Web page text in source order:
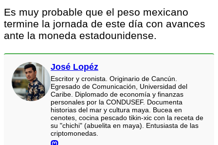
Es muy probable que el peso mexicano
termine la jornada de este día con avances
ante la moneda estadounidense.
José Lopéz
Escritor y cronista. Originario de Cancún.
Egresado de Comunicación, Universidad del
Caribe. Diplomado de economía y finanzas
personales por la CONDUSEF. Documenta
historias del mar y cultura maya. Bucea en
cenotes, cocina pescado tikin-xic con la receta de
su "chichi" (abuelita en maya). Entusiasta de las
criptomonedas.